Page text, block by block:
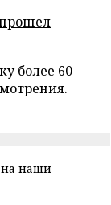
более 60
на наши